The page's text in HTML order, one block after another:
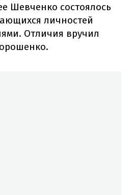
Шевченко состоялось
личностей
Отличия вручил